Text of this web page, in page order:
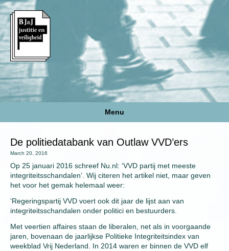
Menu
De politiedatabank van Outlaw VVD’ers
March 20, 2016
Op 25 januari 2016 schreef Nu.nl: ‘VVD partij met meeste
integriteitsschandalen’. Wij citeren het artikel niet, maar geven
het voor het gemak helemaal weer:
‘Regeringspartij VVD voert ook dit jaar de lijst aan van
integriteitsschandalen onder politici en bestuurders.
Met veertien affaires staan de liberalen, net als in voorgaande
jaren, bovenaan de jaarlijkse Politieke Integriteitsindex van
weekblad Vrij Nederland. In 2014 waren er binnen de VVD elf